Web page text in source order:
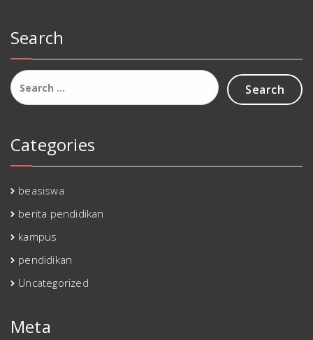
Search
Search
for:
Categories
beasiswa
berita pendidikan
kampus
pendidikan
Uncategorized
Meta